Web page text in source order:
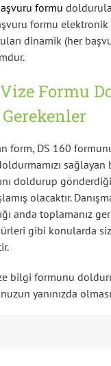
formu
formu elektronik
dinamik (her
Formu
form, DS 160
sağlayan
doldurup
olacaktır.
anda toplamanız
gibi konularda
bilgi formunu
yanınızda